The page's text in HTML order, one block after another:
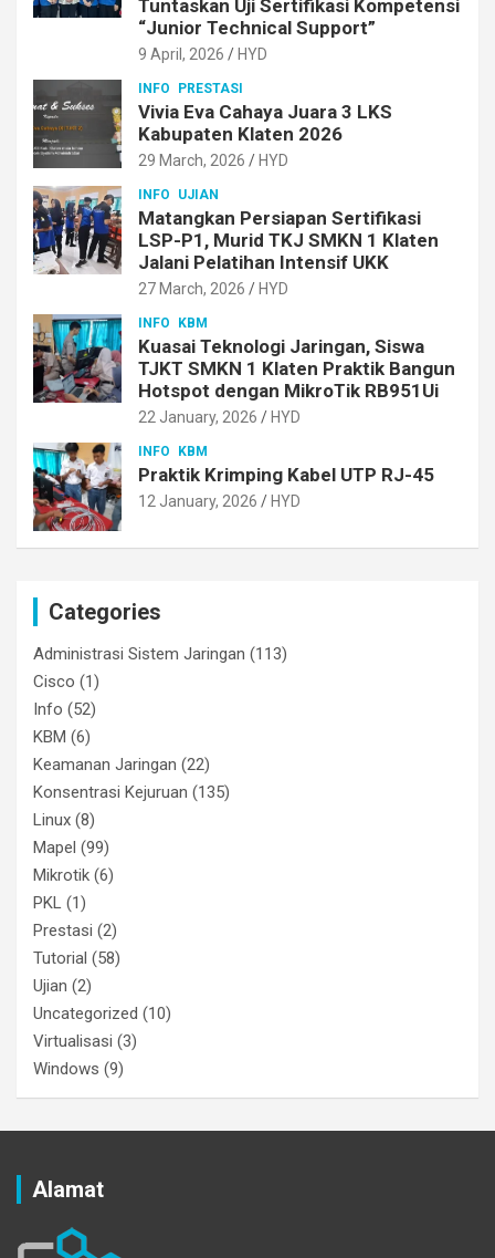
Tuntaskan Uji Sertifikasi Kompetensi
“Junior Technical Support”
9 April, 2026 HYD
INFO PRESTASI
Vivia Eva Cahaya Juara 3 LKS
Kabupaten Klaten 2026
29 March, 2026 HYD
INFO UJIAN
Matangkan Persiapan Sertifikasi
LSP-P1, Murid TKJ SMKN 1 Klaten
Jalani Pelatihan Intensif UKK
27 March, 2026 HYD
INFO KBM
Kuasai Teknologi Jaringan, Siswa
TJKT SMKN 1 Klaten Praktik Bangun
Hotspot dengan MikroTik RB951Ui
22 January, 2026 HYD
INFO KBM
Praktik Krimping Kabel UTP RJ-45
12 January, 2026 HYD
Categories
Administrasi Sistem Jaringan (113)
Cisco (1)
Info (52)
KBM (6)
Keamanan Jaringan (22)
Konsentrasi Kejuruan (135)
Linux (8)
Mapel (99)
Mikrotik (6)
PKL (1)
Prestasi (2)
Tutorial (58)
Ujian (2)
Uncategorized (10)
Virtualisasi (3)
Windows (9)
Alamat